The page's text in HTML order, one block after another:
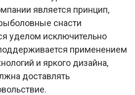
является принцип,
снасти
уделом исключительно
применением
и яркого дизайна,
доставлять